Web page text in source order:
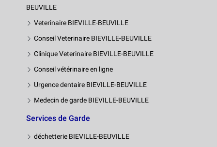
BEUVILLE
Veterinaire BIEVILLE-BEUVILLE
Conseil Veterinaire BIEVILLE-BEUVILLE
Clinique Veterinaire BIEVILLE-BEUVILLE
Conseil vétérinaire en ligne
Urgence dentaire BIEVILLE-BEUVILLE
Medecin de garde BIEVILLE-BEUVILLE
Services de Garde
déchetterie BIEVILLE-BEUVILLE